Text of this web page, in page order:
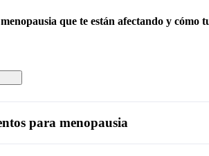
que te están afectando y cómo
para menopausia